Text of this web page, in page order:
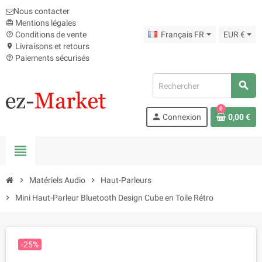
Nous contacter
card_giftcard Mentions légales
help_outline Conditions de vente
location_on Livraisons et retours
help_outline Paiements sécurisés
Français FR EUR €
search
person Connexion
0
0,00 €
view_headline
chevron_right Matériels Audio chevron_right
Haut-Parleurs
chevron_right
Mini Haut-Parleur Bluetooth Design Cube en Toile Rétro
-25%